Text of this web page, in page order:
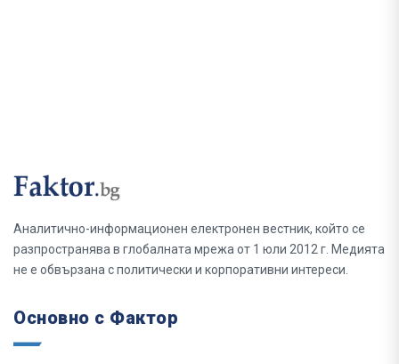
Аналитично-информационен електронен вестник, който се
разпространява в глобалната мрежа от 1 юли 2012 г. Медията
не е обвързана с политически и корпоративни интереси.
Основно с Фактор